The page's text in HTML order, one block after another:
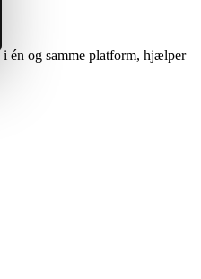
i én og samme platform, hjælper